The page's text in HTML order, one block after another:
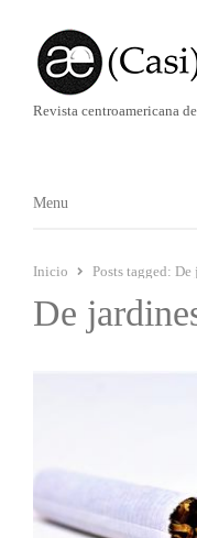
Revista centroamericana
Menú
Menu
Inicio Posts tagged: De
De